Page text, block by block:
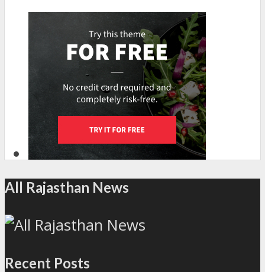
All Rajasthan News
Recent Posts